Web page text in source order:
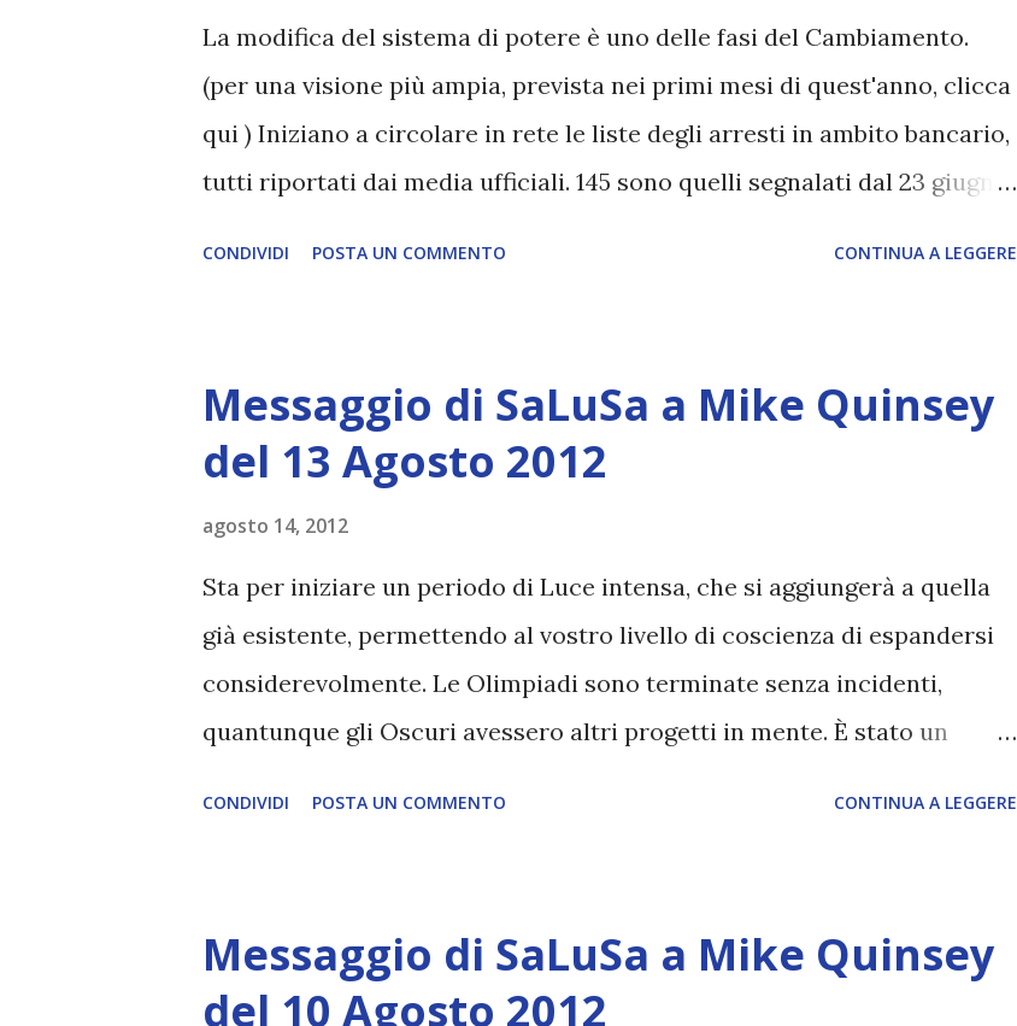
La modifica del sistema di potere è uno delle fasi del Cambiamento.
(per una visione più ampia, prevista nei primi mesi di quest'anno, clicca
qui ) Iniziano a circolare in rete le liste degli arresti in ambito bancario,
tutti riportati dai media ufficiali. 145 sono quelli segnalati dal 23 giugno
procura di Trani ha perquisito gli uffici Barclays a questo riguardo (
link ). Nel seguente video sono stati montati in sequenza gli annunci
dati dai mainstream media.
CONDIVIDI POSTA UN COMMENTO CONTINUA A LEGGERE
Messaggio di SaLuSa a Mike Quinsey
del 13 Agosto 2012
agosto 14, 2012
Sta per iniziare un periodo di Luce intensa, che si aggiungerà a quella
già esistente, permettendo al vostro livello di coscienza di espandersi
considerevolmente. Le Olimpiadi sono terminate senza incidenti,
quantunque gli Oscuri avessero altri progetti in mente. È stato un
successivo passo verso l’Ascensione. Sta per iniziare un periodo di
CONDIVIDI POSTA UN COMMENTO CONTINUA A LEGGERE
Messaggio di SaLuSa a Mike Quinsey
del 10 Agosto 2012